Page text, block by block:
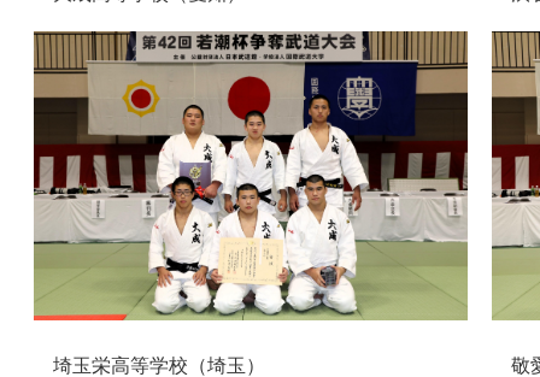
埼玉栄高等学校（埼玉） 敬